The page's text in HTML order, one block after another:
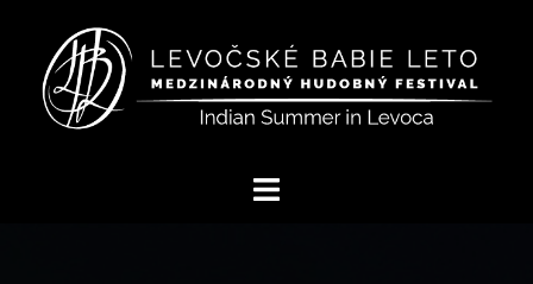
obsah